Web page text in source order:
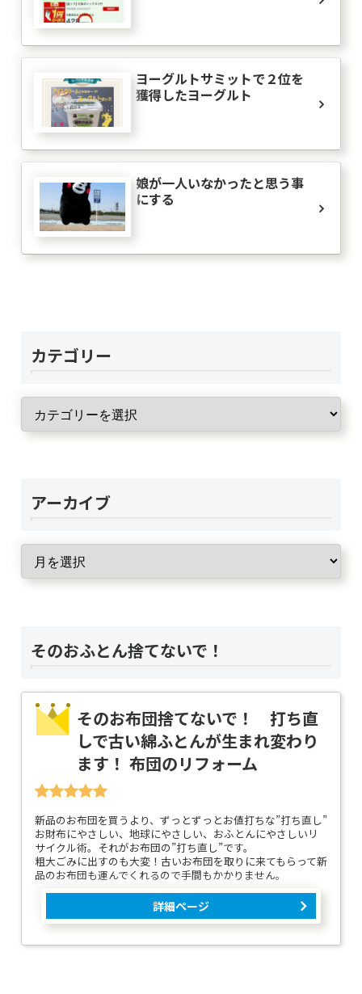
ヨーグルトサミットで２位を
獲得したヨーグルト
娘が一人いなかったと思う事
にする
カテゴリー
アーカイブ
そのおふとん捨てないで！
そのお布団捨てないで！ 打ち直
しで古い綿ふとんが生まれ変わり
ます！ 布団のリフォーム
新品のお布団を買うより、ずっとずっとお値打ちな”打ち直し”
お財布にやさしい、地球にやさしい、おふとんにやさしいリ
サイクル術。それがお布団の”打ち直し”です。
粗大ごみに出すのも大変！古いお布団を取りに来てもらって新
品のお布団も運んでくれるので手間もかかりません。
詳細ページ